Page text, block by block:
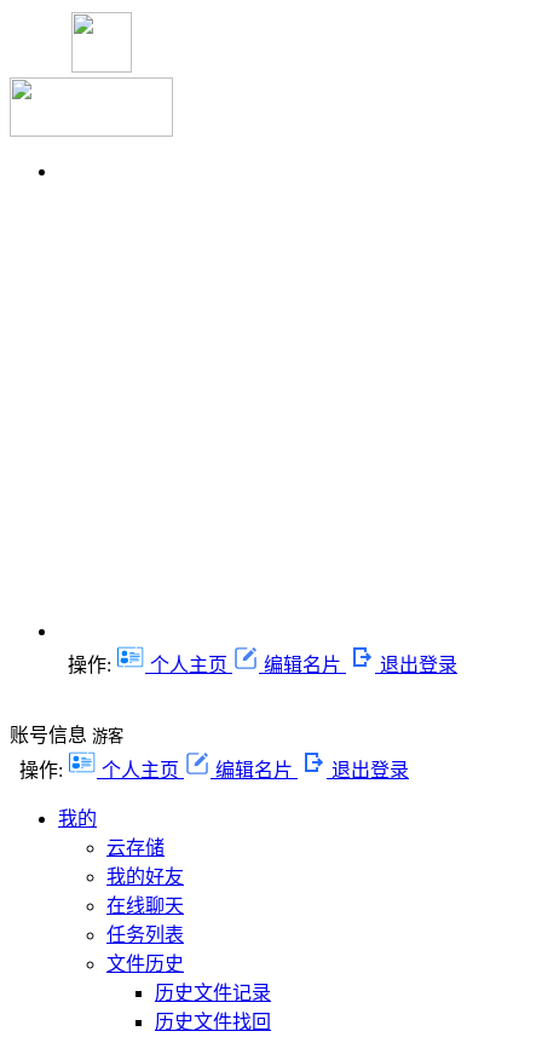
操作: 个人主页 编辑名片 退出登录
账号信息 游客
操作: 个人主页 编辑名片 退出登录
我的
云存储
我的好友
在线聊天
任务列表
文件历史
历史文件记录
历史文件找回